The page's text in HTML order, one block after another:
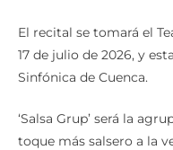
El recital se tomará el
17 de julio de 2026, y
Sinfónica de Cuenca.
‘Salsa Grup’ será la
toque más salsero a la